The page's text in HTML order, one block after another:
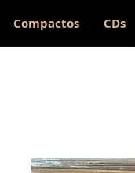
Compactos CDs